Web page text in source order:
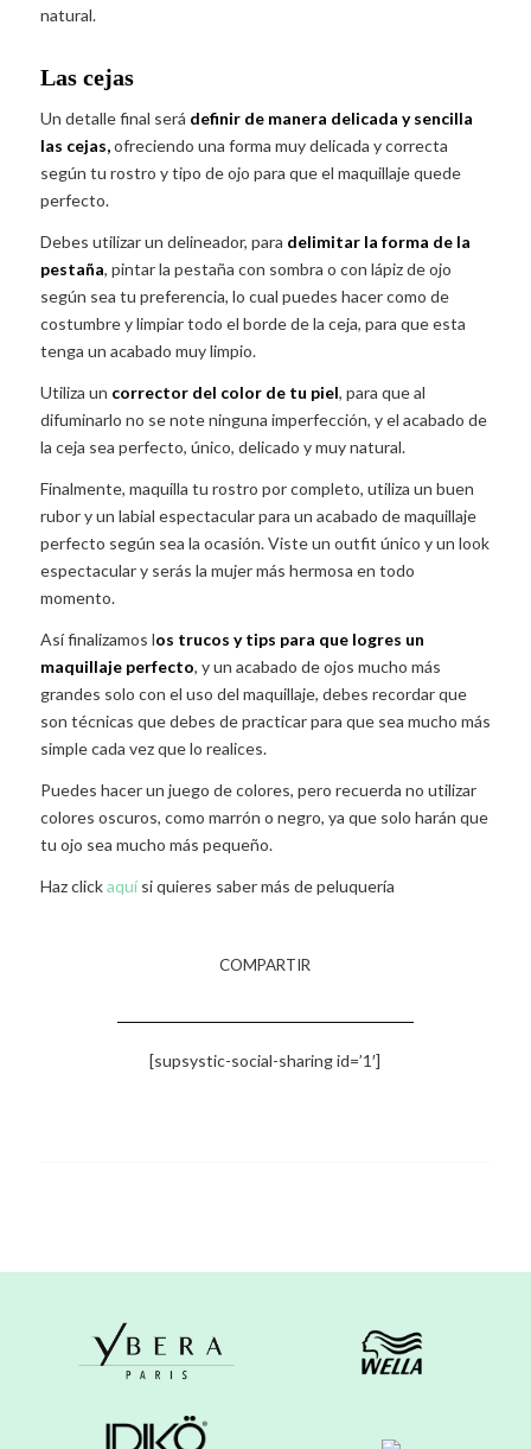
natural.
Las cejas
Un detalle final será definir de manera delicada y sencilla
las cejas,ofreciendo una forma muy delicada y correcta
según tu rostro y tipo de ojo para que el maquillaje quede
perfecto.
Debes utilizar un delineador, para delimitar la forma de la
pestaña, pintar la pestaña con sombra o con lápiz de ojo
según sea tu preferencia, lo cual puedes hacer como de
costumbre y limpiar todo el borde de la ceja, para que esta
tenga un acabado muy limpio.
Utiliza un corrector del color de tu piel, para que al
difuminarlo no se note ninguna imperfección, y el acabado de
la ceja sea perfecto, único, delicado y muy natural.
Finalmente, maquilla tu rostro por completo, utiliza un buen
rubor y un labial espectacular para un acabado de maquillaje
perfecto según sea la ocasión. Viste un outfit único y un look
espectacular y serás la mujer más hermosa en todo
momento.
Así finalizamos los trucos y tips para que logres un
maquillaje perfecto, y un acabado de ojos mucho más
grandes solo con el uso del maquillaje, debes recordar que
son técnicas que debes de practicar para que sea mucho más
simple cada vez que lo realices.
Puedes hacer un juego de colores, pero recuerda no utilizar
colores oscuros, como marrón o negro, ya que solo harán que
tu ojo sea mucho más pequeño.
Haz clickaquísi quieres saber más de peluquería
COMPARTIR
[supsystic-social-sharing id=’1′]